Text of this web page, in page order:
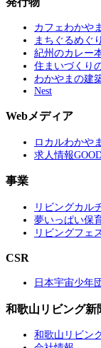
カフェわかや
まちぐるめぐり
紀州のカレー
住まいづくり
わかやまの建
Nest
Webメディア
ロカルわかやま
求人情報
事業
リビングカル
夢いっぱい保
リビングフェ
CSR
日本宇宙少年
和歌山リビング新
和歌山リビン